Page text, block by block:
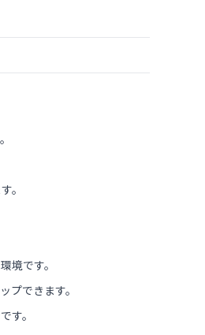
。
境です。
プできます。
す。